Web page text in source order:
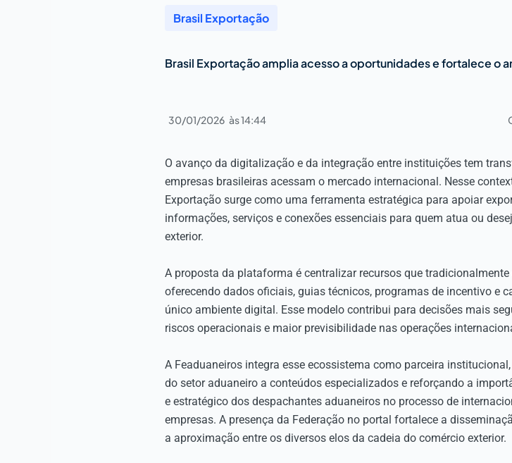
Brasil Exportação
Brasil Exportação amplia acesso a oportunidades e fortalece o
30/01/2026 às14:44
O avanço da digitalização e da integração entre instituições tem
empresas brasileiras acessam o mercado internacional. Nesse
Exportação surge como uma ferramenta estratégica para apoiar
informações, serviços e conexões essenciais para quem atua ou
exterior.
A proposta da plataforma é centralizar recursos que
oferecendo dados oficiais, guias técnicos, programas de incentivo e
único ambiente digital. Esse modelo contribui para decisões mais
riscos operacionais e maior previsibilidade nas operações
A Feaduaneiros integra esse ecossistema como parceira
do setor aduaneiro a conteúdos especializados e reforçando a
e estratégico dos despachantes aduaneiros no processo de
empresas. A presença da Federação no portal fortalece a
a aproximação entre os diversos elos da cadeia do comércio exterior.